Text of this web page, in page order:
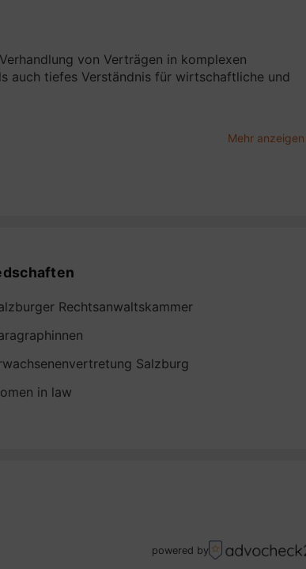
von Verträgen in komplexen
auch tiefes Verständnis für wirtschaftliche und
Bauherrenmodell oder Projektentwicklung – ich
hin zu Unternehmensverkäufen: Ich begleite
von Gesellschaftsverträgen, Joint-
und weiteren rechtlichen Dokumenten, die eine
bilden.
künstlichen Intelligenz berate ich Unternehmen
KI-Lösungen. Meine Expertise hilft Ihnen,
durch Präzision, Verlässlichkeit und ein tiefes
Mehr anzeigen
Rechtsanwaltskammer
Salzburg
in law
powered by